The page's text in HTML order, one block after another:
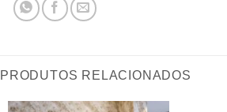
PRODUTOS RELACIONADOS